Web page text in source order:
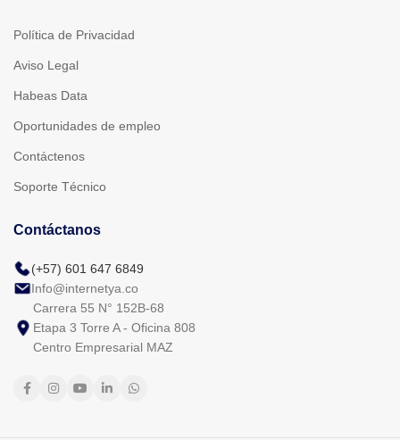
Política de Privacidad
Aviso Legal
Habeas Data
Oportunidades de empleo
Contáctenos
Soporte Técnico
Contáctanos
(+57) 601 647 6849
Info@internetya.co
Carrera 55 N° 152B-68
Etapa 3 Torre A - Oficina 808
Centro Empresarial MAZ